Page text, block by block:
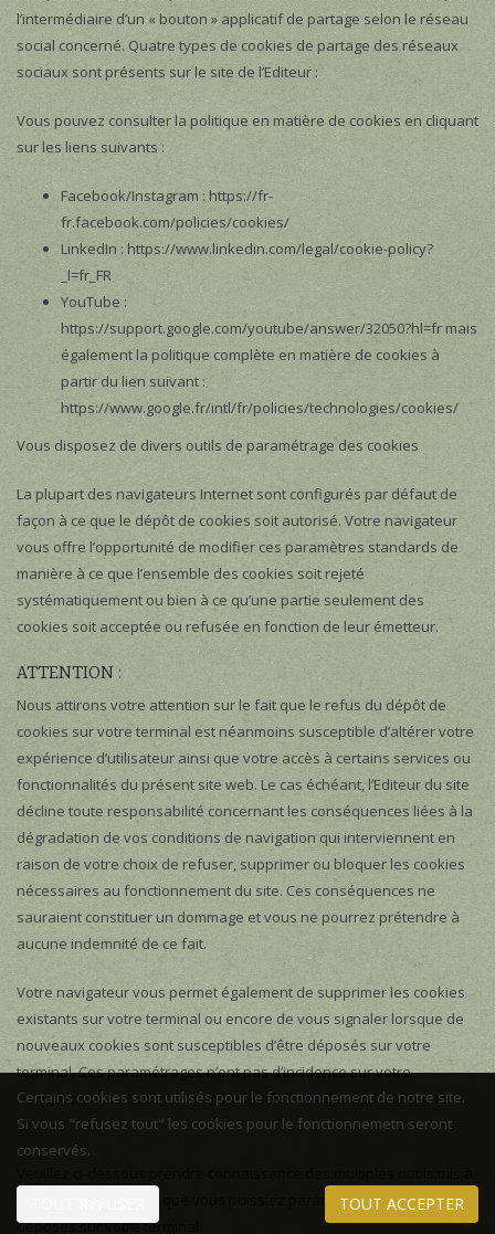
l’intermédiaire d’un « bouton » applicatif de partage selon le réseau
social concerné. Quatre types de cookies de partage des réseaux
sociaux sont présents sur le site de l’Editeur :
Vous pouvez consulter la politique en matière de cookies en cliquant
sur les liens suivants :
Facebook/Instagram : https://fr-
fr.facebook.com/policies/cookies/
LinkedIn : https://www.linkedin.com/legal/cookie-policy?
_l=fr_FR
YouTube :
https://support.google.com/youtube/answer/32050?hl=fr mais
également la politique complète en matière de cookies à
partir du lien suivant :
https://www.google.fr/intl/fr/policies/technologies/cookies/
Vous disposez de divers outils de paramétrage des cookies
La plupart des navigateurs Internet sont configurés par défaut de
façon à ce que le dépôt de cookies soit autorisé. Votre navigateur
vous offre l’opportunité de modifier ces paramètres standards de
manière à ce que l’ensemble des cookies soit rejeté
systématiquement ou bien à ce qu’une partie seulement des
cookies soit acceptée ou refusée en fonction de leur émetteur.
ATTENTION :
Nous attirons votre attention sur le fait que le refus du dépôt de
cookies sur votre terminal est néanmoins susceptible d’altérer votre
expérience d’utilisateur ainsi que votre accès à certains services ou
fonctionnalités du présent site web. Le cas échéant, l’Editeur du site
décline toute responsabilité concernant les conséquences liées à la
dégradation de vos conditions de navigation qui interviennent en
raison de votre choix de refuser, supprimer ou bloquer les cookies
nécessaires au fonctionnement du site. Ces conséquences ne
sauraient constituer un dommage et vous ne pourrez prétendre à
aucune indemnité de ce fait.
Votre navigateur vous permet également de supprimer les cookies
existants sur votre terminal ou encore de vous signaler lorsque de
nouveaux cookies sont susceptibles d’être déposés sur votre
terminal. Ces paramétrages n’ont pas d’incidence sur votre
navigation mais vous font perdre tout le bénéfice apporté par le
cookie.
votre disposition afin que vous puissiez paramétrer les cookies
déposés sur votre terminal.
Certains cookies sont utilisés pour le fonctionnement de notre site.
Si vous "refusez tout" les cookies pour le fonctionnemetn seront
conservés.
TOUT ACCEPTER